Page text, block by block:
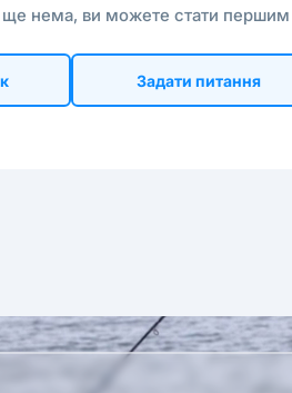
ще нема, ви можете стати першим
Задати питання